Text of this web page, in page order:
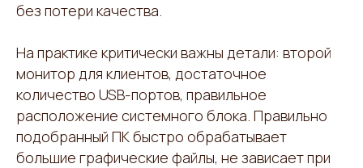
без потери качества.
На практике критически важны детали: второй
монитор для клиентов, достаточное
количество USB-портов, правильное
расположение системного блока. Правильно
подобранный ПК быстро обрабатывает
большие графические файлы, не зависает при